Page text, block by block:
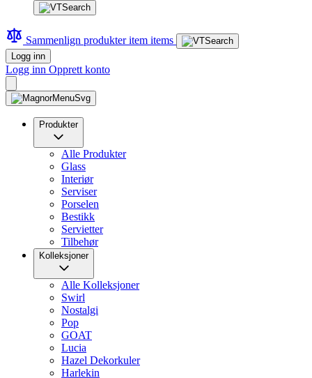
Sammenlign produkteritem items
Logg inn
Logg inn Opprett konto
Produkter
Alle Produkter
Glass
Interiør
Serviser
Porselen
Bestikk
Servietter
Tilbehør
Kolleksjoner
Alle Kolleksjoner
Swirl
Nostalgi
Pop
GOAT
Lucia
Hazel Dekorkuler
Harlekin